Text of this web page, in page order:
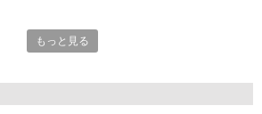
もっと見る